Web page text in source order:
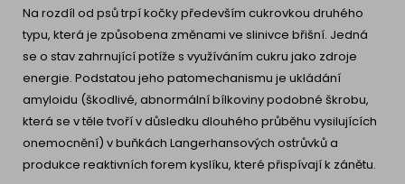
Na rozdíl od psů trpí kočky především cukrovkou druhého
typu, která je způsobena změnami ve slinivce břišní. Jedná
se o stav zahrnující potíže s využíváním cukru jako zdroje
energie. Podstatou jeho patomechanismu je ukládání
amyloidu (škodlivé, abnormální bílkoviny podobné škrobu,
která se v těle tvoří v důsledku dlouhého průběhu vysilujících
onemocnění) v buňkách Langerhansových ostrůvků a
produkce reaktivních forem kyslíku, které přispívají k zánětu.